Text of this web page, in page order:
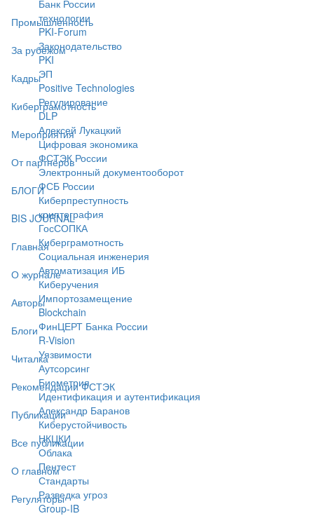
Промышленность
За рубежом
Кадры
Киберграмотность
Мероприятия
От партнёров
БЛОГИ
BIS JOURNAL
Главная
О журнале
Авторы
Блоги
Читалка
Рекомендации ФСТЭК
Публикации
Все публикации
О главном
Регуляторы
Банк России
технологии
PKI-Forum
Законодательство
PKI
ЭП
Positive Technologies
Регулирование
DLP
Алексей Лукацкий
Цифровая экономика
ФСТЭК России
Электронный документооборот
ФСБ России
Киберпреступность
криптография
ГосСОПКА
Киберграмотность
Социальная инженерия
Автоматизация ИБ
Киберучения
Импортозамещение
Blockchain
ФинЦЕРТ Банка России
R-Vision
Уязвимости
Аутсорсинг
Биометрия
Идентификация и аутентификация
Александр Баранов
Киберустойчивость
НКЦКИ
Облака
Пентест
Стандарты
Разведка угроз
Group-IB